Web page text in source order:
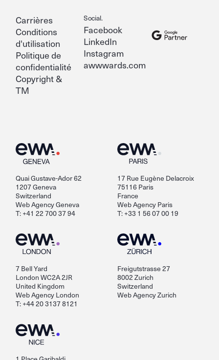
Quai Gustave-Ador 62
1207 Geneva
Switzerland
Web Agency Geneva
T: +41 22 700 37 94
17 Rue Eugène Delacroix
75116 Paris
France
Web Agency Paris
T: +33 1 56 07 00 19
7 Bell Yard
London WC2A 2JR
United Kingdom
Web Agency London
T: +44 20 3137 8121
Freigutstrasse 27
8002 Zurich
Switzerland
Web Agency Zurich
Carrières
Conditions
d'utilisation
Politique de
confidentialité
Copyright &
TM
Social.
Facebook
LinkedIn
Instagram
awwwards.com